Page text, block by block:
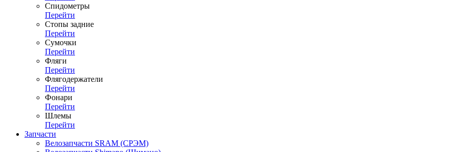
Спидометры
Перейти
Стопы задние
Перейти
Сумочки
Перейти
Фляги
Перейти
Флягодержатели
Перейти
Фонари
Перейти
Шлемы
Перейти
Запчасти
Велозапчасти SRAM (СРЭМ)